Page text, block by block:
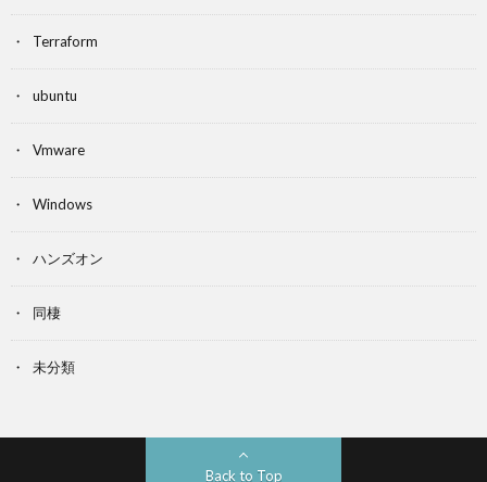
Terraform
ubuntu
Vmware
Windows
ハンズオン
同棲
未分類
Back to Top